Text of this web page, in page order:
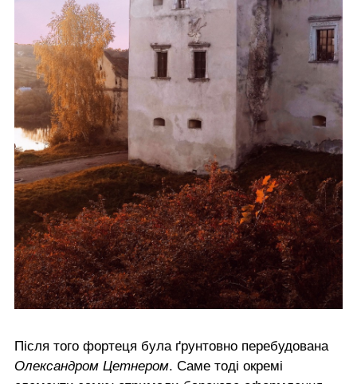
Після того фортеця була ґрунтовно перебудована
Олександром Цетнером. Саме тоді окремі